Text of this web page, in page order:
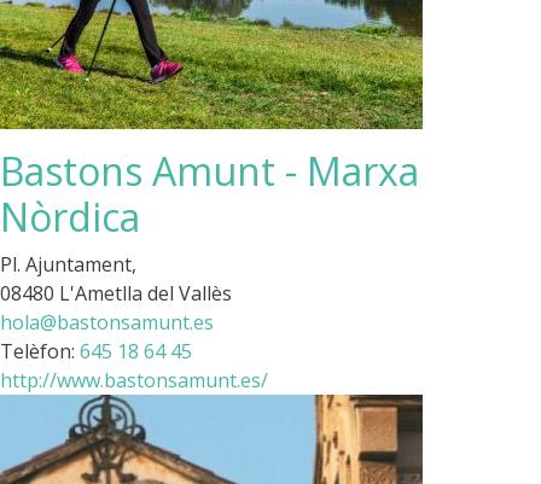
Bastons Amunt - Marxa
Nòrdica
Pl. Ajuntament,
08480 L'Ametlla del Vallès
hola@bastonsamunt.es
Telèfon: 645 18 64 45
http://www.bastonsamunt.es/